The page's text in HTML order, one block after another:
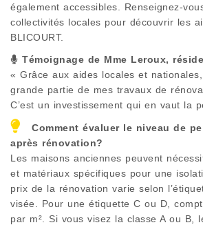
également accessibles. Renseignez-
collectivités locales pour découvrir les
BLICOURT.
Témoignage de Mme Leroux,
« Grâce aux aides locales et
grande partie de mes travaux de
C’est un investissement qui en vaut la
Comment évaluer le niveau de
après rénovation?
Les maisons anciennes peuvent
et matériaux spécifiques pour une
prix de la rénovation varie selon
visée. Pour une étiquette C ou D,
par m². Si vous visez la classe A ou B,